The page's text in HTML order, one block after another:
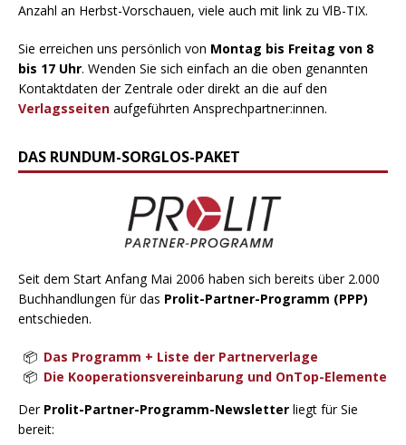
Anzahl an Herbst-Vorschauen, viele auch mit link zu VlB-TIX.
Sie erreichen uns persönlich von Montag bis Freitag von 8
bis 17 Uhr. Wenden Sie sich einfach an die oben genannten
Kontaktdaten der Zentrale oder direkt an die auf den
Verlagsseiten aufgeführten Ansprechpartner:innen.
DAS RUNDUM-SORGLOS-PAKET
Seit dem Start Anfang Mai 2006 haben sich bereits über 2.000
Buchhandlungen für das Prolit-Partner-Programm (PPP)
entschieden.
Das Programm + Liste der Partnerverlage
Die Kooperationsvereinbarung und OnTop-Elemente
Der Prolit-Partner-Programm-Newsletter liegt für Sie
bereit: